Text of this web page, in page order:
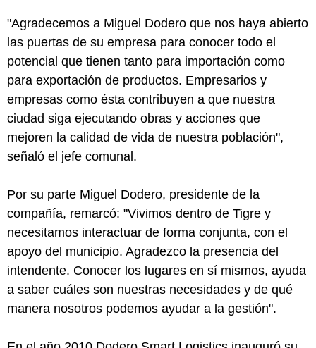
"Agradecemos a Miguel Dodero que nos haya abierto
las puertas de su empresa para conocer todo el
potencial que tienen tanto para importación como
para exportación de productos. Empresarios y
empresas como ésta contribuyen a que nuestra
ciudad siga ejecutando obras y acciones que
mejoren la calidad de vida de nuestra población",
señaló el jefe comunal.
Por su parte Miguel Dodero, presidente de la
compañía, remarcó: "Vivimos dentro de Tigre y
necesitamos interactuar de forma conjunta, con el
apoyo del municipio. Agradezco la presencia del
intendente. Conocer los lugares en sí mismos, ayuda
a saber cuáles son nuestras necesidades y de qué
manera nosotros podemos ayudar a la gestión".